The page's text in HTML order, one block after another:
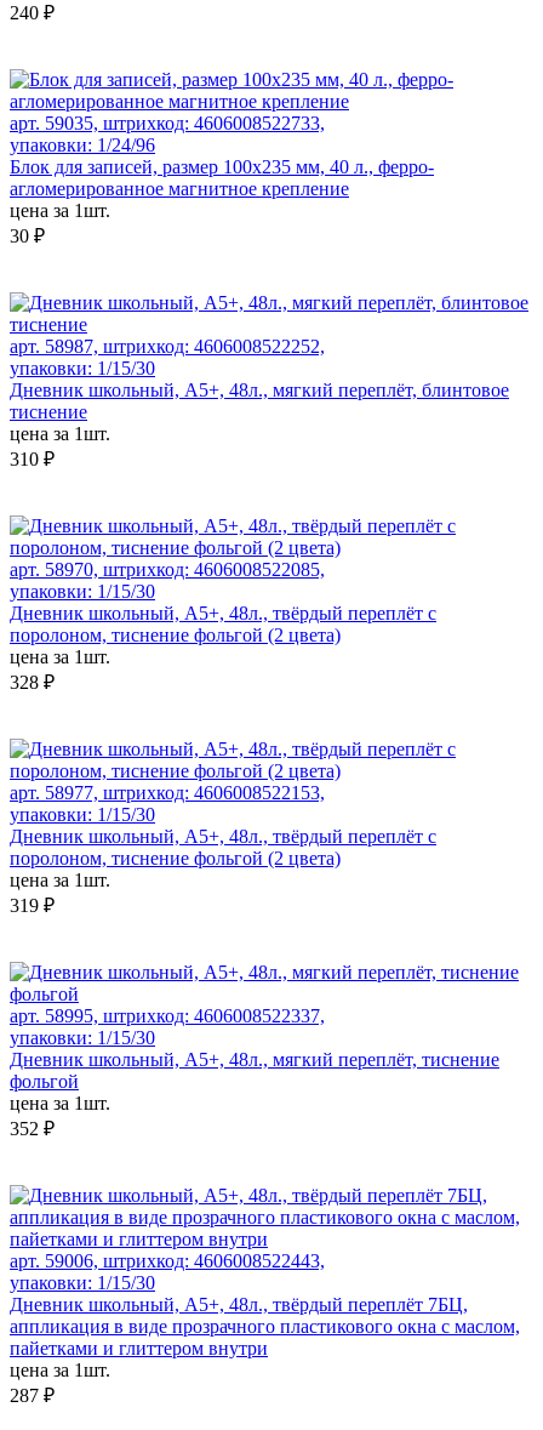
240 ₽
арт. 59035, штрихкод: 4606008522733,
упаковки: 1/24/96
Блок для записей, размер 100x235 мм, 40 л., ферро-
агломерированное магнитное крепление
цена за 1шт.
30 ₽
арт. 58987, штрихкод: 4606008522252,
упаковки: 1/15/30
Дневник школьный, А5+, 48л., мягкий переплёт, блинтовое
тиснение
цена за 1шт.
310 ₽
арт. 58970, штрихкод: 4606008522085,
упаковки: 1/15/30
Дневник школьный, А5+, 48л., твёрдый переплёт с
поролоном, тиснение фольгой (2 цвета)
цена за 1шт.
328 ₽
арт. 58977, штрихкод: 4606008522153,
упаковки: 1/15/30
Дневник школьный, А5+, 48л., твёрдый переплёт с
поролоном, тиснение фольгой (2 цвета)
цена за 1шт.
319 ₽
арт. 58995, штрихкод: 4606008522337,
упаковки: 1/15/30
Дневник школьный, А5+, 48л., мягкий переплёт, тиснение
фольгой
цена за 1шт.
352 ₽
арт. 59006, штрихкод: 4606008522443,
упаковки: 1/15/30
Дневник школьный, А5+, 48л., твёрдый переплёт 7БЦ,
аппликация в виде прозрачного пластикового окна с маслом,
пайетками и глиттером внутри
цена за 1шт.
287 ₽